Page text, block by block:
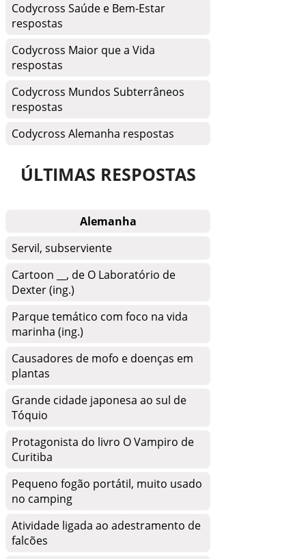
Codycross Saúde e Bem-Estar
respostas
Codycross Maior que a Vida
respostas
Codycross Mundos Subterrâneos
respostas
Codycross Alemanha respostas
ÚLTIMAS RESPOSTAS
Alemanha
Servil, subserviente
Cartoon __, de O Laboratório de
Dexter (ing.)
Parque temático com foco na vida
marinha (ing.)
Causadores de mofo e doenças em
plantas
Grande cidade japonesa ao sul de
Tóquio
Protagonista do livro O Vampiro de
Curitiba
Pequeno fogão portátil, muito usado
no camping
Atividade ligada ao adestramento de
falcões